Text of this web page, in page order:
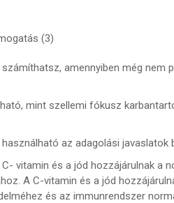
(3)
amennyiben még
mint szellemi fókusz
az adagolási javaslatok
vitamin és a jód hozzájárulnak a
A C-vitamin és a jód
és az immunrendszer